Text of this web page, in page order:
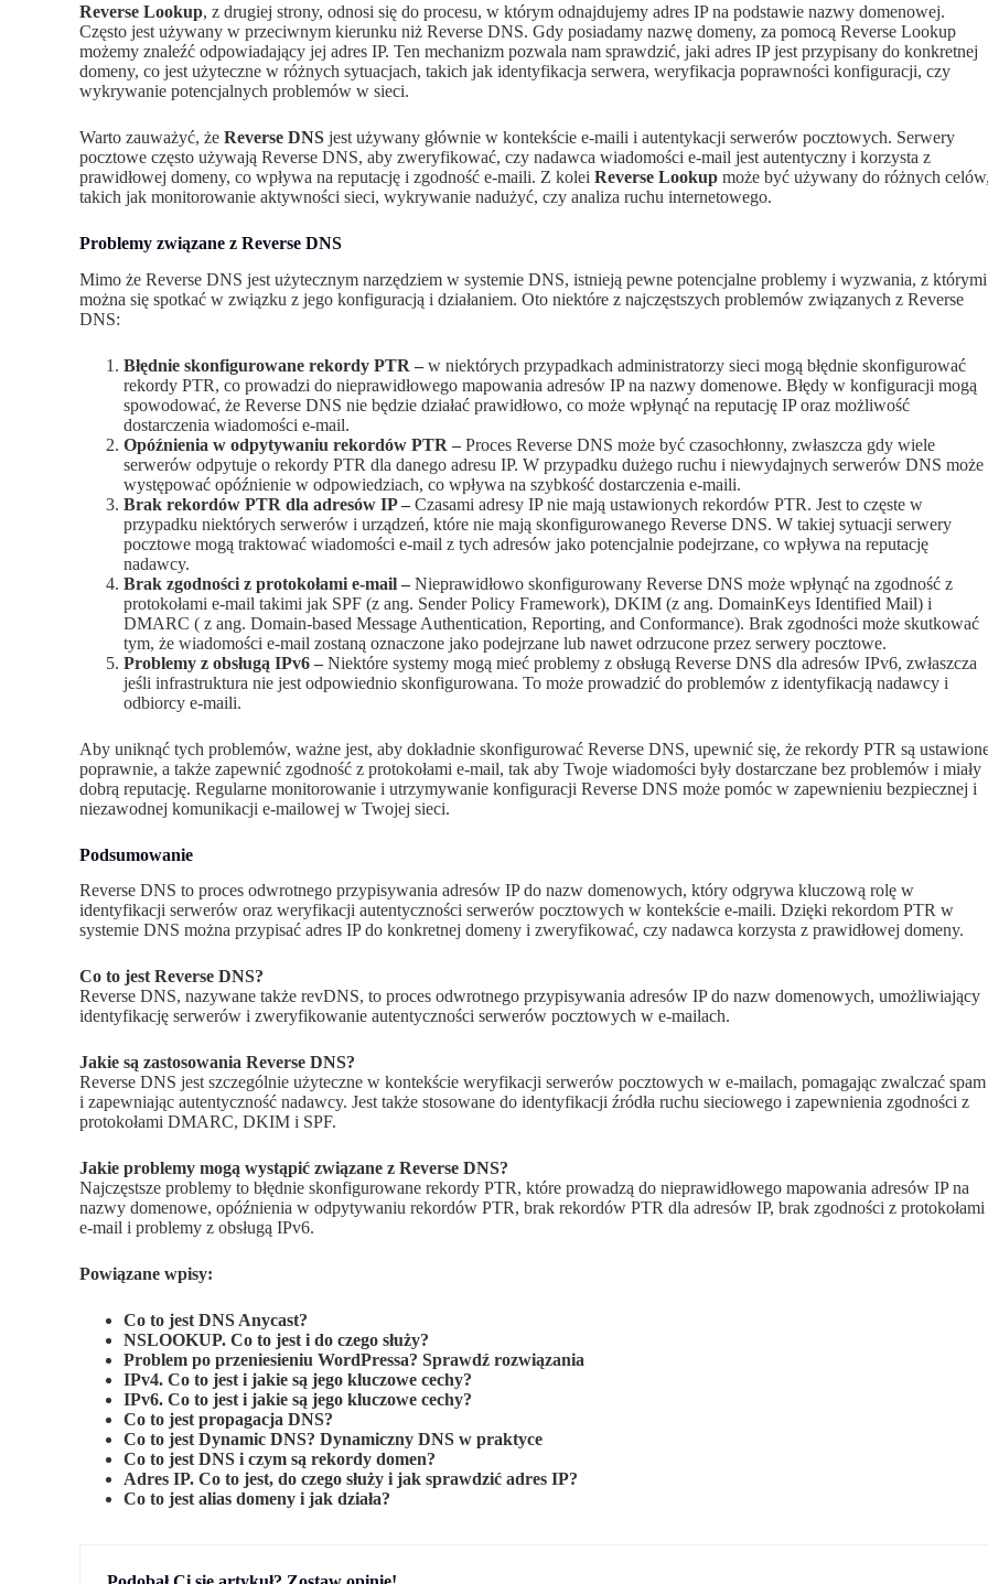
Reverse Lookup, z drugiej strony, odnosi się do procesu, w którym odnajdujemy adres IP na podstawie nazwy domenowej.
Często jest używany w przeciwnym kierunku niż Reverse DNS. Gdy posiadamy nazwę domeny, za pomocą Reverse Lookup
możemy znaleźć odpowiadający jej adres IP. Ten mechanizm pozwala nam sprawdzić, jaki adres IP jest przypisany do konkretnej
domeny, co jest użyteczne w różnych sytuacjach, takich jak identyfikacja serwera, weryfikacja poprawności konfiguracji, czy
wykrywanie potencjalnych problemów w sieci.
Warto zauważyć, że Reverse DNS jest używany głównie w kontekście e-maili i autentykacji serwerów pocztowych. Serwery
pocztowe często używają Reverse DNS, aby zweryfikować, czy nadawca wiadomości e-mail jest autentyczny i korzysta z
prawidłowej domeny, co wpływa na reputację i zgodność e-maili. Z kolei Reverse Lookup może być używany do różnych
takich jak monitorowanie aktywności sieci, wykrywanie nadużyć, czy analiza ruchu internetowego.
Problemy związane z Reverse DNS
Mimo że Reverse DNS jest użytecznym narzędziem w systemie DNS, istnieją pewne potencjalne problemy i wyzwania, z którymi
można się spotkać w związku z jego konfiguracją i działaniem. Oto niektóre z najczęstszych problemów związanych z Reverse
DNS:
Błędnie skonfigurowane rekordy PTR – w niektórych przypadkach administratorzy sieci mogą błędnie skonfigurować
rekordy PTR, co prowadzi do nieprawidłowego mapowania adresów IP na nazwy domenowe. Błędy w konfiguracji mogą
spowodować, że Reverse DNS nie będzie działać prawidłowo, co może wpłynąć na reputację IP oraz możliwość
dostarczenia wiadomości e-mail.
Opóźnienia w odpytywaniu rekordów PTR – Proces Reverse DNS może być czasochłonny, zwłaszcza gdy wiele
serwerów odpytuje o rekordy PTR dla danego adresu IP. W przypadku dużego ruchu i niewydajnych serwerów DNS może
występować opóźnienie w odpowiedziach, co wpływa na szybkość dostarczenia e-maili.
Brak rekordów PTR dla adresów IP – Czasami adresy IP nie mają ustawionych rekordów PTR. Jest to częste w
przypadku niektórych serwerów i urządzeń, które nie mają skonfigurowanego Reverse DNS. W takiej sytuacji serwery
pocztowe mogą traktować wiadomości e-mail z tych adresów jako potencjalnie podejrzane, co wpływa na reputację
nadawcy.
Brak zgodności z protokołami e-mail – Nieprawidłowo skonfigurowany Reverse DNS może wpłynąć na zgodność z
protokołami e-mail takimi jak SPF (z ang. Sender Policy Framework), DKIM (z ang. DomainKeys Identified Mail) i
DMARC ( z ang. Domain-based Message Authentication, Reporting, and Conformance). Brak zgodności może skutkować
tym, że wiadomości e-mail zostaną oznaczone jako podejrzane lub nawet odrzucone przez serwery pocztowe.
Problemy z obsługą IPv6 – Niektóre systemy mogą mieć problemy z obsługą Reverse DNS dla adresów IPv6, zwłaszcza
jeśli infrastruktura nie jest odpowiednio skonfigurowana. To może prowadzić do problemów z identyfikacją nadawcy i
odbiorcy e-maili.
Aby uniknąć tych problemów, ważne jest, aby dokładnie skonfigurować Reverse DNS, upewnić się, że rekordy PTR są
poprawnie, a także zapewnić zgodność z protokołami e-mail, tak aby Twoje wiadomości były dostarczane bez problemów i miały
dobrą reputację. Regularne monitorowanie i utrzymywanie konfiguracji Reverse DNS może pomóc w zapewnieniu bezpiecznej i
niezawodnej komunikacji e-mailowej w Twojej sieci.
Podsumowanie
Reverse DNS to proces odwrotnego przypisywania adresów IP do nazw domenowych, który odgrywa kluczową rolę w
identyfikacji serwerów oraz weryfikacji autentyczności serwerów pocztowych w kontekście e-maili. Dzięki rekordom PTR w
systemie DNS można przypisać adres IP do konkretnej domeny i zweryfikować, czy nadawca korzysta z prawidłowej domeny.
Co to jest Reverse DNS?
Reverse DNS, nazywane także revDNS, to proces odwrotnego przypisywania adresów IP do nazw domenowych, umożliwiający
identyfikację serwerów i zweryfikowanie autentyczności serwerów pocztowych w e-mailach.
Jakie są zastosowania Reverse DNS?
Reverse DNS jest szczególnie użyteczne w kontekście weryfikacji serwerów pocztowych w e-mailach, pomagając zwalczać spam
i zapewniając autentyczność nadawcy. Jest także stosowane do identyfikacji źródła ruchu sieciowego i zapewnienia zgodności z
protokołami DMARC, DKIM i SPF.
Jakie problemy mogą wystąpić związane z Reverse DNS?
Najczęstsze problemy to błędnie skonfigurowane rekordy PTR, które prowadzą do nieprawidłowego mapowania adresów IP na
nazwy domenowe, opóźnienia w odpytywaniu rekordów PTR, brak rekordów PTR dla adresów IP, brak zgodności z protokołami
e-mail i problemy z obsługą IPv6.
Powiązane wpisy:
Co to jest DNS Anycast?
NSLOOKUP. Co to jest i do czego służy?
Problem po przeniesieniu WordPressa? Sprawdź rozwiązania
IPv4. Co to jest i jakie są jego kluczowe cechy?
IPv6. Co to jest i jakie są jego kluczowe cechy?
Co to jest propagacja DNS?
Co to jest Dynamic DNS? Dynamiczny DNS w praktyce
Co to jest DNS i czym są rekordy domen?
Adres IP. Co to jest, do czego służy i jak sprawdzić adres IP?
Co to jest alias domeny i jak działa?